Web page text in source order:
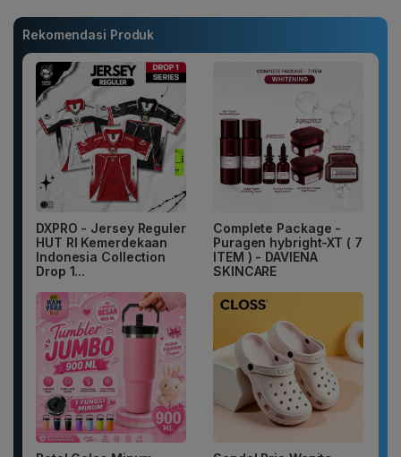
Rekomendasi Produk
DXPRO - Jersey Reguler
HUT RI Kemerdekaan
Indonesia Collection
Drop 1...
Complete Package -
Puragen hybright-XT ( 7
ITEM ) - DAVIENA
SKINCARE